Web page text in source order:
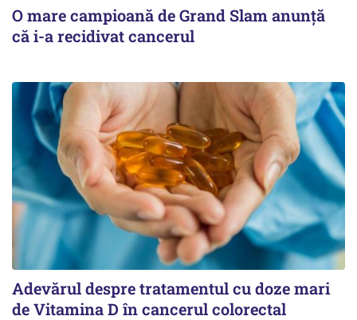
O mare campioană de Grand Slam anunță
că i-a recidivat cancerul
Adevărul despre tratamentul cu doze mari
de Vitamina D în cancerul colorectal